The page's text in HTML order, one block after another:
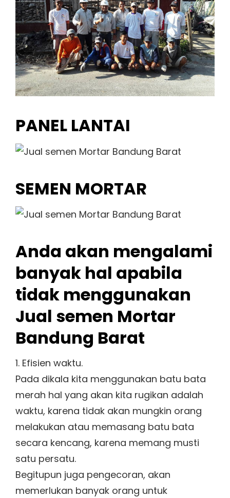
PANEL LANTAI
SEMEN MORTAR
Anda akan mengalami
banyak hal apabila
tidak menggunakan
Jual semen Mortar
Bandung Barat
1. Efisien waktu.
Pada dikala kita menggunakan batu bata
merah hal yang akan kita rugikan adalah
waktu, karena tidak akan mungkin orang
melakukan atau memasang batu bata
secara kencang, karena memang musti
satu persatu.
Begitupun juga pengecoran, akan
memerlukan banyak orang untuk